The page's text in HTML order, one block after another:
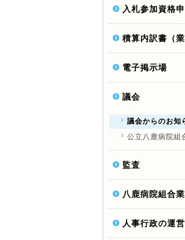
入札参加資格
積算内訳書（業
電子掲示場
議会
議会からのお知
公立八鹿病院組
監査
八鹿病院組合
人事行政の運